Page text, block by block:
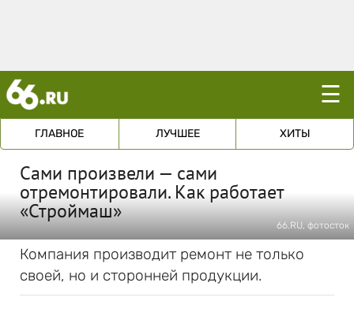
☰
ГЛАВНОЕ ЛУЧШЕЕ ХИТЫ
Сами произвели — сами
отремонтировали. Как работает
«Строймаш»
66.RU, фотосток
Компания производит ремонт не только
своей, но и сторонней продукции.